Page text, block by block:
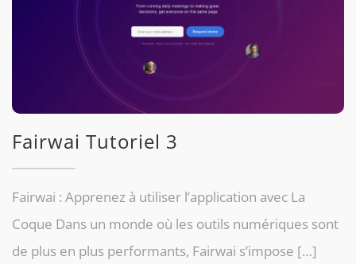
Fairwai Tutoriel 3
Fairwai : Apprenez à utiliser l’application avec La
Coque Dans un monde où les outils numériques sont
de plus en plus performants, Fairwai s’impose […]